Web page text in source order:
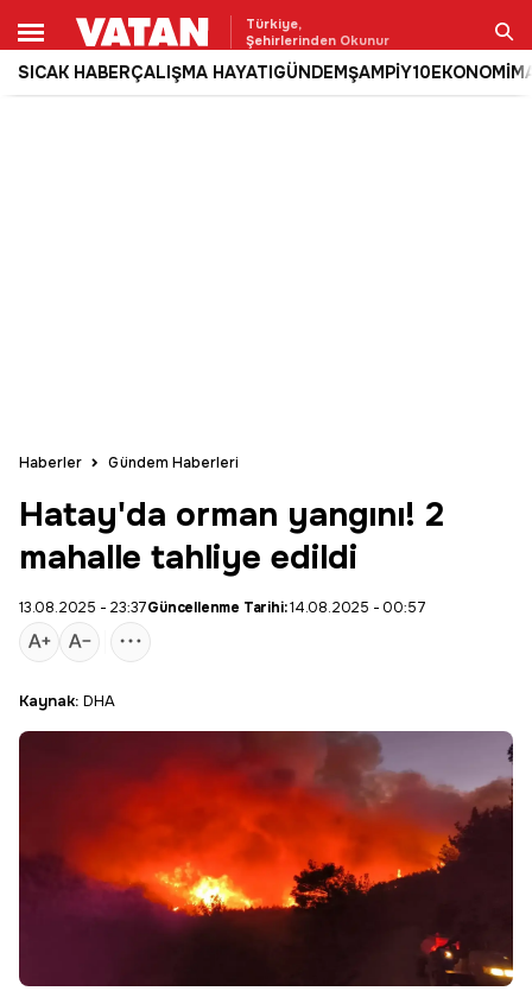
Türkiye,
Şehirlerinden Okunur
SICAK HABERÇALIŞMA HAYATIGÜNDEMŞAMPİY10EKONOMİ
Ara
Haberler Gündem Haberleri
Hatay'da orman yangını! 2
mahalle tahliye edildi
13.08.2025 - 23:37Güncellenme Tarihi:14.08.2025 - 00:57
Kaynak: DHA